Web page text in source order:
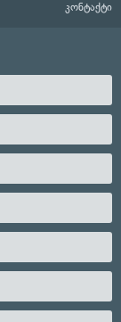
კონტაქტი